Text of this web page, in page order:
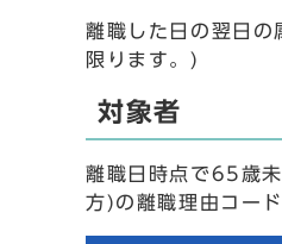
離職した日の翌日
限ります。)
対象者
離職日時点で65歳
方)の離職理由コー